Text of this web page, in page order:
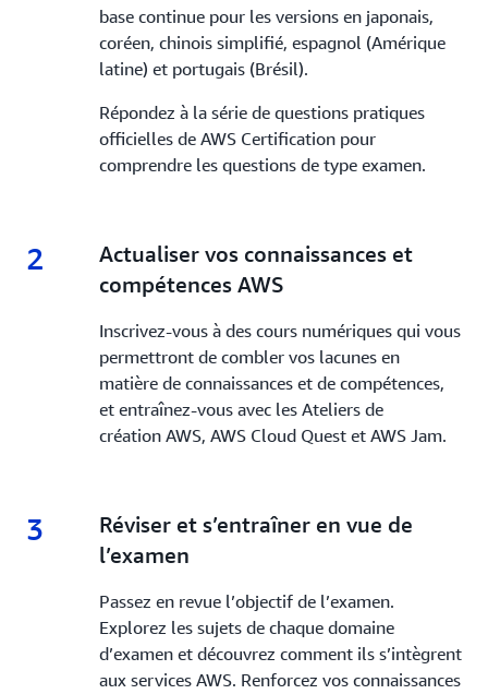
base continue pour les versions en japonais,
coréen, chinois simplifié, espagnol (Amérique
latine) et portugais (Brésil).
Répondez à la série de questions pratiques
officielles de AWS Certification pour
comprendre les questions de type examen.
2 2.
Actualiser vos connaissances et
compétences AWS
Inscrivez-vous à des cours numériques qui vous
permettront de combler vos lacunes en
matière de connaissances et de compétences,
et entraînez-vous avec les Ateliers de
création AWS, AWS Cloud Quest et AWS Jam.
3 3.
Réviser et s’entraîner en vue de
l’examen
Passez en revue l’objectif de l’examen.
Explorez les sujets de chaque domaine
d’examen et découvrez comment ils s’intègrent
aux services AWS. Renforcez vos connaissances